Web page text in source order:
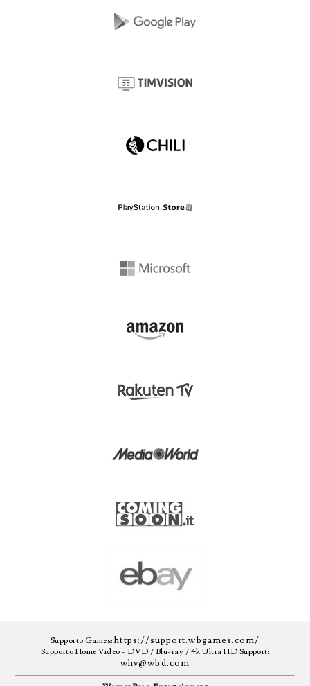
Supporto Games:https://support.wbgames.com/
Supporto Home Video - DVD / Blu-ray / 4k Ultra HD Support:
whv@wbd.com